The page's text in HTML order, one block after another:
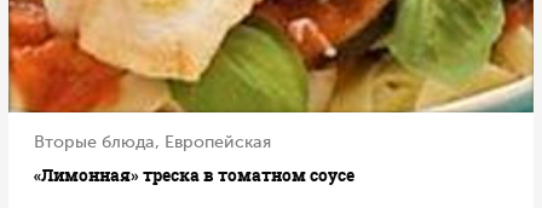
Вторые блюда, Европейская
«Лимонная» треска в томатном соусе